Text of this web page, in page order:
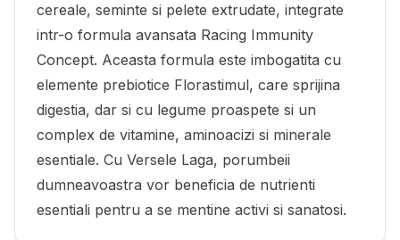
cereale, seminte si pelete extrudate, integrate
intr-o formula avansata Racing Immunity
Concept. Aceasta formula este imbogatita cu
elemente prebiotice Florastimul, care sprijina
digestia, dar si cu legume proaspete si un
complex de vitamine, aminoacizi si minerale
esentiale. Cu Versele Laga, porumbeii
dumneavoastra vor beneficia de nutrienti
esentiali pentru a se mentine activi si sanatosi.